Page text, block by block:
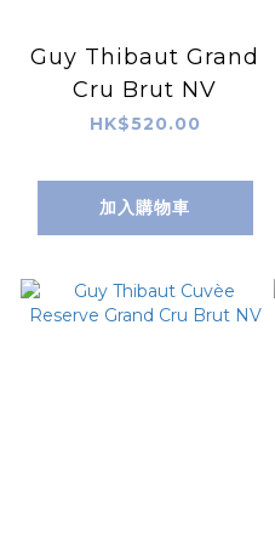
Guy Thibaut Grand
Cru Brut NV
HK$520.00
加入購物車